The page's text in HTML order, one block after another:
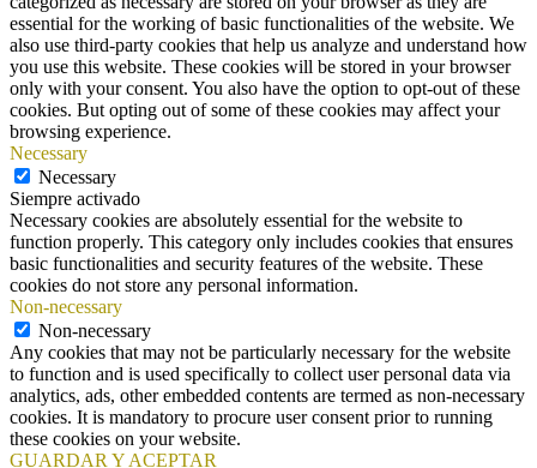
essential for the working of basic functionalities of the website. We
also use third-party cookies that help us analyze and understand how
you use this website. These cookies will be stored in your browser
only with your consent. You also have the option to opt-out of these
cookies. But opting out of some of these cookies may affect your
browsing experience.
Necessary
Necessary
Siempre activado
Necessary cookies are absolutely essential for the website to
function properly. This category only includes cookies that ensures
basic functionalities and security features of the website. These
cookies do not store any personal information.
Non-necessary
Non-necessary
Any cookies that may not be particularly necessary for the website
to function and is used specifically to collect user personal data via
analytics, ads, other embedded contents are termed as non-necessary
cookies. It is mandatory to procure user consent prior to running
these cookies on your website.
GUARDAR Y ACEPTAR